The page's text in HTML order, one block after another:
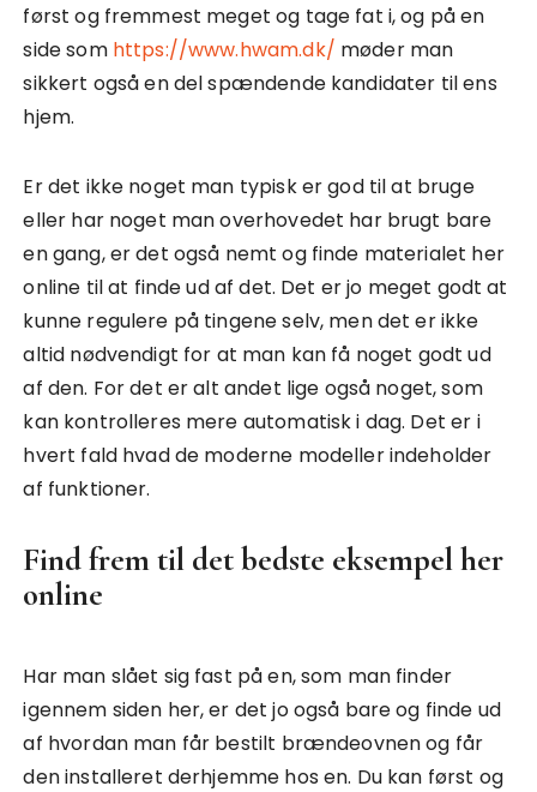
først og fremmest meget og tage fat i, og på en
side som https://www.hwam.dk/ møder man
sikkert også en del spændende kandidater til ens
hjem.
Er det ikke noget man typisk er god til at bruge
eller har noget man overhovedet har brugt bare
en gang, er det også nemt og finde materialet her
online til at finde ud af det. Det er jo meget godt at
kunne regulere på tingene selv, men det er ikke
altid nødvendigt for at man kan få noget godt ud
af den. For det er alt andet lige også noget, som
kan kontrolleres mere automatisk i dag. Det er i
hvert fald hvad de moderne modeller indeholder
af funktioner.
Find frem til det bedste eksempel her
online
Har man slået sig fast på en, som man finder
igennem siden her, er det jo også bare og finde ud
af hvordan man får bestilt brændeovnen og får
den installeret derhjemme hos en. Du kan først og